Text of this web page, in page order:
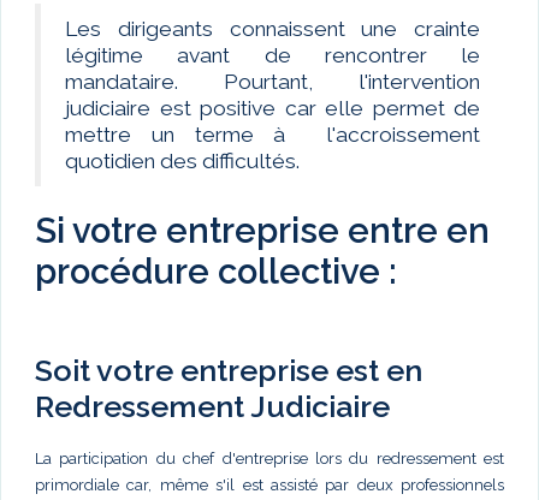
Les dirigeants connaissent une crainte
légitime avant de rencontrer le
mandataire. Pourtant, l'intervention
judiciaire est positive car elle permet de
mettre un terme à l'accroissement
quotidien des difficultés.
Si votre entreprise entre en
procédure collective :
Soit votre entreprise est en
Redressement Judiciaire
La participation du chef d'entreprise lors du redressement est
primordiale car, même s'il est assisté par deux professionnels